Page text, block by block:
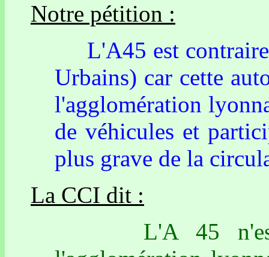
Notre pétition :
L'A45 est contraire
Urbains) car cette
l'agglomération
de véhicules et
plus grave de la
La CCI dit :
L'A 45 n'est